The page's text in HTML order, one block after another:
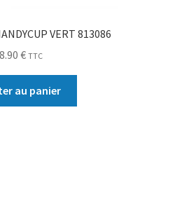
VERT 813086
€ TTC
au panier